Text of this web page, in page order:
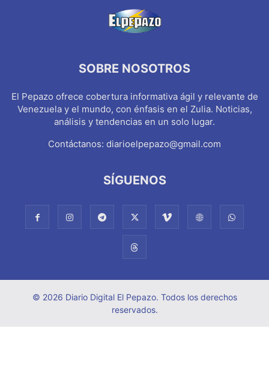
SOBRE NOSOTROS
El Pepazo ofrece cobertura informativa ágil y relevante de
Venezuela y el mundo, con énfasis en el Zulia. Noticias,
análisis y tendencias en un solo lugar.
Contáctanos: diarioelpepazo@gmail.com
SÍGUENOS
© 2026 Diario Digital El Pepazo. Todos los derechos
reservados.